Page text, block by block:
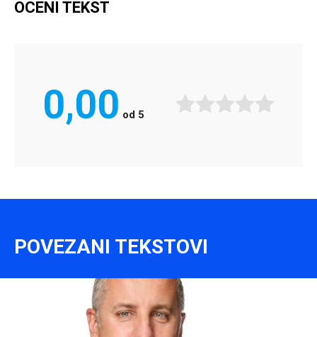
OCENI TEKST
0,00 od 5
POVEZANI TEKSTOVI